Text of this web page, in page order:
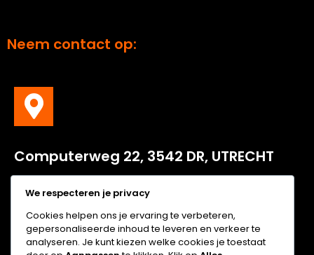
Neem contact op:
Computerweg 22, 3542 DR, UTRECHT
Computerweg 22, 3542 DR, UTRECHT
We respecteren je privacy
Cookies helpen ons je ervaring te verbeteren,
gepersonaliseerde inhoud te leveren en verkeer te
analyseren. Je kunt kiezen welke cookies je toestaat